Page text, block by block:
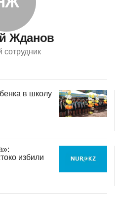
Жданов
в школу
избили